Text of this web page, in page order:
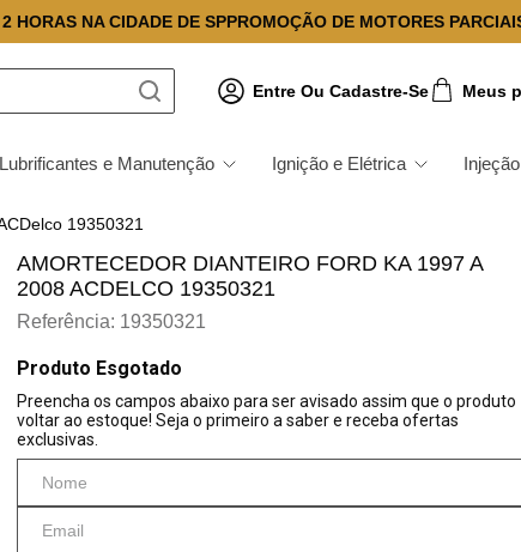
HORAS NA CIDADE DE SPPROMOÇÃO DE MOTORES
Entre Ou Cadastre-Se Meus
Lubrificantes e Manutenção Ignição e Elétrica Injeção
19350321
AMORTECEDOR DIANTEIRO FORD KA 1997 A
2008 ACDELCO 19350321
Referência: 19350321